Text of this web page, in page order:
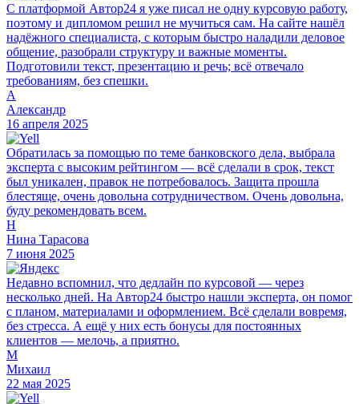
С платформой Автор24 я уже писал не одну курсовую работу,
поэтому и дипломом решил не мучиться сам. На сайте нашёл
надёжного специалиста, с которым быстро наладили деловое
общение, разобрали структуру и важные моменты.
Подготовили текст, презентацию и речь; всё отвечало
требованиям, без спешки.
А
Александр
16 апреля 2025
Обратилась за помощью по теме банковского дела, выбрала
эксперта с высоким рейтингом — всё сделали в срок, текст
был уникален, правок не потребовалось. Защита прошла
блестяще, очень довольна сотрудничеством. Очень довольна,
буду рекомендовать всем.
Н
Нина Тарасова
7 июня 2025
Недавно вспомнил, что дедлайн по курсовой — через
несколько дней. На Автор24 быстро нашли эксперта, он помог
с планом, материалами и оформлением. Всё сделали вовремя,
без стресса. А ещё у них есть бонусы для постоянных
клиентов — мелочь, а приятно.
М
Михаил
22 мая 2025